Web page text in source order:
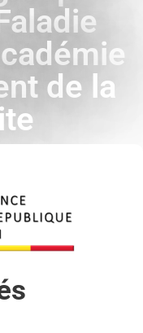
de la